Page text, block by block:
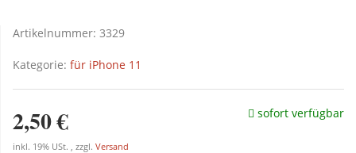
Artikelnummer: 3329
Kategorie: für iPhone 11
2,50 €
inkl. 19% USt. , zzgl. Versand
sofort verfügbar